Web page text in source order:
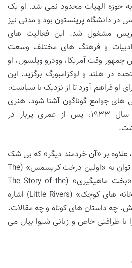
به حوزه الهیات محدود نمی شد. او یک
در دانشگاه پرینستون بود و مدتی نیز
مشغول شد. این فعالیت های
ادبیات و فرهنگ های مختلف وسعت
سال ۱۹۱۳، رئیس جمهور وقت آمریکا، وودرو ویلسون، او
در هلند و لوکزامبورگ برگزید. این
او فراهم آورد تا از نزدیک با سیاست،
های جوامع گوناگون آشنا شود. هنری
ون دایک در دهم آوریل سال ۱۹۳۳، پس از عمری پربار در
علاوه بر «آن خردمند دیگر» که بی شک
مشهورترین آن هاست، می توان به «اولین درخت کریسمس» (The
First Christmas Tree) و «بخت ماهیگیری» (The Story of the
Other Wise Man) و «رودخانه های کوچک» (Little Rivers) اشاره
چه داستان های کوتاه و چه مقالات،
ظرافتی خاص و زبانی شیوا بیان می